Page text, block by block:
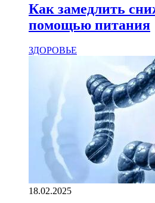
Как замедлить
помощью питания
ЗДОРОВЬЕ
18.02.2025